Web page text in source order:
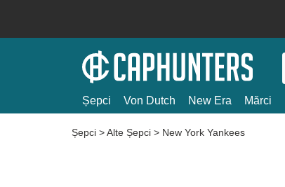
Șepci Von Dutch New Era Mărci
Șepci >Alte Șepci > New York Yankees